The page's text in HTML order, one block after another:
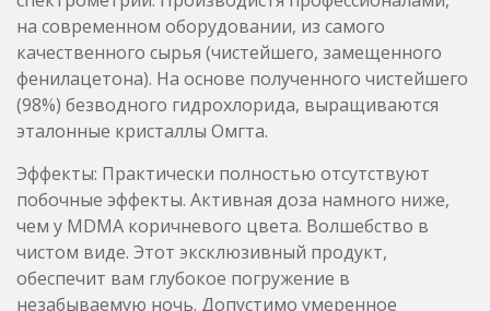
Эффекты: Практически полностью отсутствуют
побочные эффекты. Активная доза намного ниже,
чем у MDMA коричневого цвета. Волшебство в
чистом виде. Этот эксклюзивный продукт,
обеспечит вам глубокое погружение в
незабываемую ночь. Допустимо умеренное
употребление алкоголя, но лучше исключить.
Дозировки: 60-80 мг для начинающих, 100-120 мг
для опытных.
Способ употребления: перорально.